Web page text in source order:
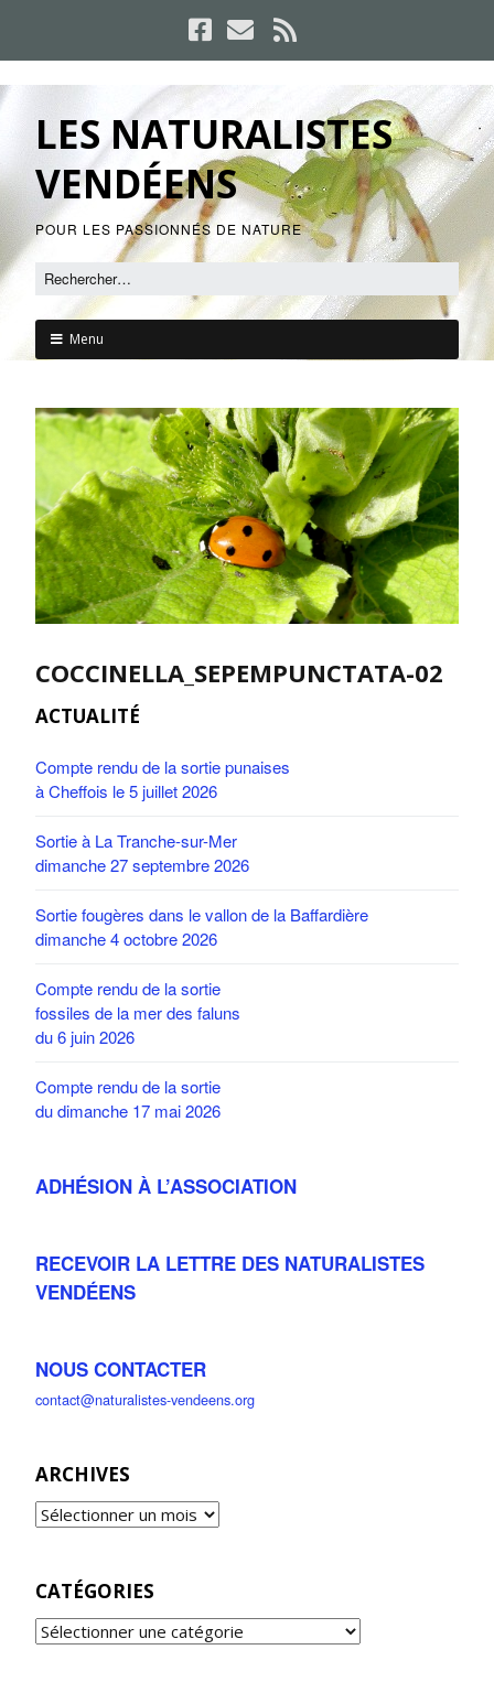
LES NATURALISTES
VENDÉENS
POUR LES PASSIONNÉS DE NATURE
Menu
COCCINELLA_SEPEMPUNCTATA-02
ACTUALITÉ
Compte rendu de la sortie punaises
à Cheffois le 5 juillet 2026
Sortie à La Tranche-sur-Mer
dimanche 27 septembre 2026
Sortie fougères dans le vallon de la Baffardière
dimanche 4 octobre 2026
Compte rendu de la sortie
fossiles de la mer des faluns
du 6 juin 2026
Compte rendu de la sortie
du dimanche 17 mai 2026
ADHÉSION À L’ASSOCIATION
RECEVOIR LA LETTRE DES NATURALISTES
VENDÉENS
NOUS CONTACTER
contact@naturalistes-vendeens.org
ARCHIVES
CATÉGORIES